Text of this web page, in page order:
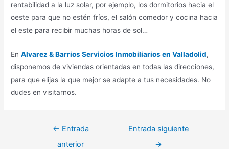
rentabilidad a la luz solar, por ejemplo, los dormitorios hacia el
oeste para que no estén fríos, el salón comedor y cocina hacia
el este para recibir muchas horas de sol…
EnAlvarez & Barrios Servicios Inmobiliarios en Valladolid,
disponemos de viviendas orientadas en todas las direcciones,
para que elijas la que mejor se adapte a tus necesidades. No
dudes en visitarnos.
Navegación
← Entrada
anterior
Entrada siguiente
→